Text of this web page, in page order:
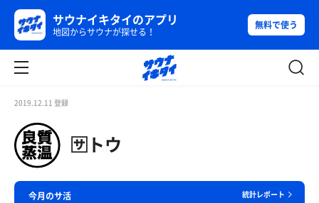
サウナイキタイのアプリ
地図からサウナが探せる！
無料で使う
2019.12.11 登録
🈂️トウ
統計レポート
今月のサ活